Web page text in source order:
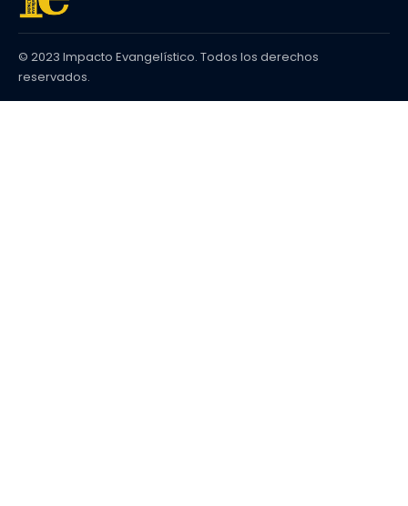
© 2023 Impacto Evangelístico. Todos los derechos
reservados.